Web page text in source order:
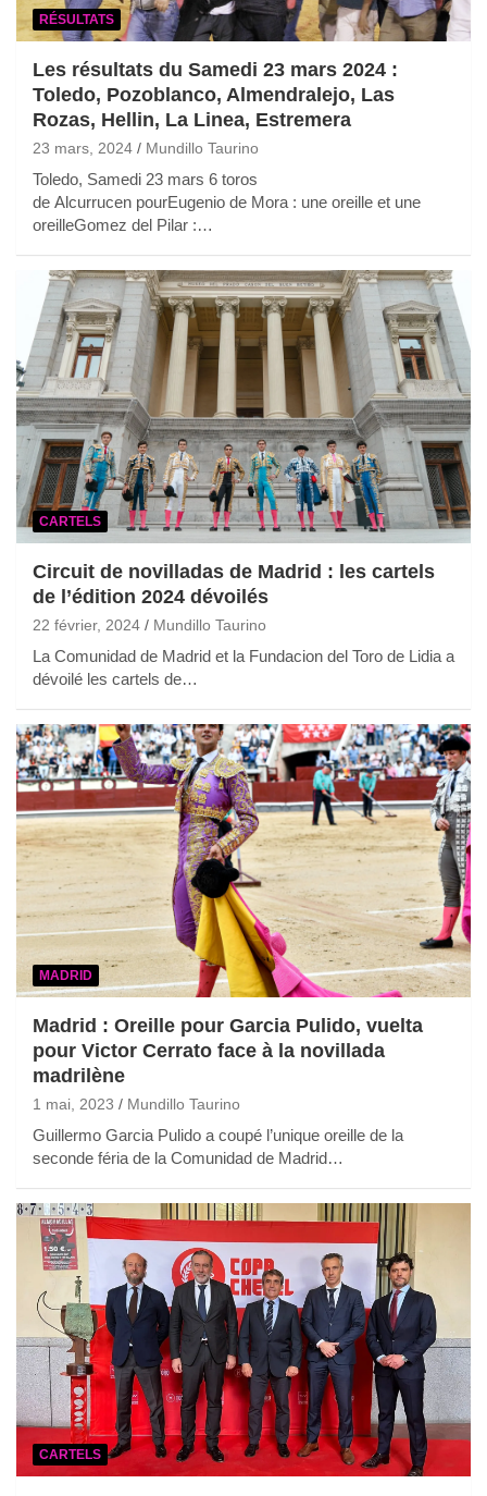
RÉSULTATS
Les résultats du Samedi 23 mars 2024 :
Toledo, Pozoblanco, Almendralejo, Las
Rozas, Hellin, La Linea, Estremera
23 mars, 2024 Mundillo Taurino
Toledo, Samedi 23 mars 6 toros
de Alcurrucen pourEugenio de Mora : une oreille et une
oreilleGomez del Pilar :…
CARTELS
Circuit de novilladas de Madrid : les cartels
de l’édition 2024 dévoilés
22 février, 2024 Mundillo Taurino
La Comunidad de Madrid et la Fundacion del Toro de Lidia a
dévoilé les cartels de…
MADRID
Madrid : Oreille pour Garcia Pulido, vuelta
pour Victor Cerrato face à la novillada
madrilène
1 mai, 2023 Mundillo Taurino
Guillermo Garcia Pulido a coupé l’unique oreille de la
seconde féria de la Comunidad de Madrid…
CARTELS